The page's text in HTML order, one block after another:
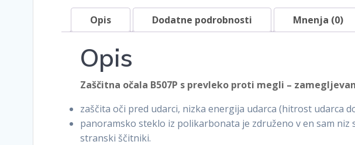
Opis Dodatne podrobnosti Mnenja (0)
Opis
Zaščitna očala B507P s prevleko proti megli –
zaščita oči pred udarci, nizka energija udarca (hitrost udarca
panoramsko steklo iz polikarbonata je združeno v en sam niz
stranski ščitniki.